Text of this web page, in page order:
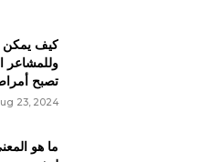
كيف يمكن
وللمشاعر
تصبح
23, 2024
ما هو